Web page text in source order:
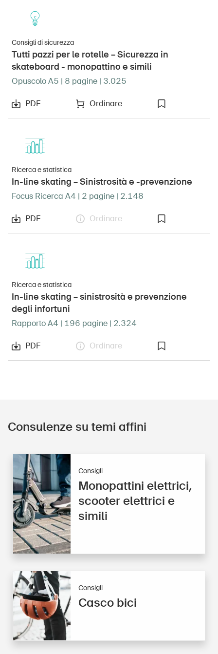
Consigli di sicurezza
Tutti pazzi per le rotelle – Sicurezza in
skateboard - monopattino e simili
Opuscolo A5 | 8 pagine | 3.025
PDF Ordinare
Ricerca e statistica
In-line skating – Sinistrosità e -prevenzione
Focus Ricerca A4 | 2 pagine | 2.148
PDF Ordinare
Ricerca e statistica
In-line skating – sinistrosità e prevenzione
degli infortuni
Rapporto A4 | 196 pagine | 2.324
PDF Ordinare
Consulenze su temi affini
Consigli
Monopattini elettrici,
scooter elettrici e
simili
Consigli
Casco bici